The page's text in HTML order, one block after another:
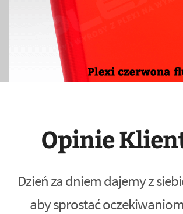
Opinie
Dzień za dniem dajemy z
aby sprostać